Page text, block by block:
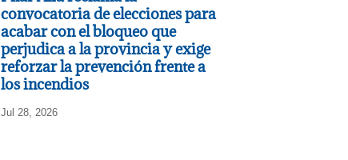
convocatoria de elecciones para
acabar con el bloqueo que
perjudica a la provincia y exige
reforzar la prevención frente a
los incendios
Jul 28, 2026